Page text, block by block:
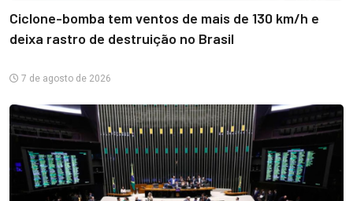
Ciclone-bomba tem ventos de mais de 130 km/h e
deixa rastro de destruição no Brasil
7 de agosto de 2026